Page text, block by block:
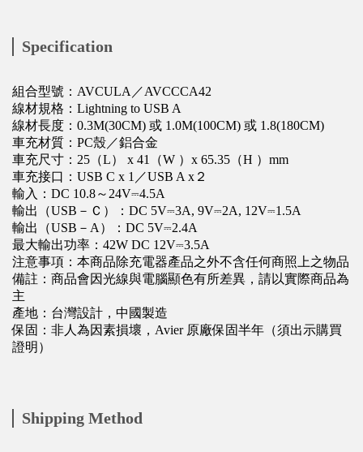
Specification
組合型號：AVCULA／AVCCCA42
線材規格：Lightning to USB A
線材長度：0.3M(30CM) 或 1.0M(100CM) 或 1.8(180CM)
車充材質：PC殼／鋁合金
車充尺寸：25（L） x 41（W ）x 65.35（H ）mm
車充接口：USB C x 1／USB A x２
輸入：DC 10.8～24V⎓4.5A
輸出（USB－Ｃ）：DC 5V⎓3A, 9V⎓2A, 12V⎓1.5A
輸出（USB－A）：DC 5V⎓2.4A
最大輸出功率：42W DC 12V⎓3.5A
注意事項：本商品除充電器產品之外不含任何商照上之物品
備註：商品會因光線與電腦顯色有所差異，請以實際商品為
主
產地：台灣設計，中國製造
保固：非人為因素損壞，Avier 原廠保固半年（須出示購買
證明）
Shipping Method